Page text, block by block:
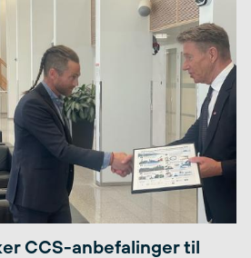
CCS-anbefalinger til